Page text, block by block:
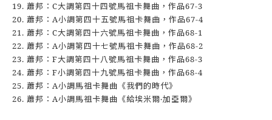
19. 蕭邦：C大調第四十四號馬祖卡舞曲，作品67-3
20. 蕭邦：A小調第四十五號馬祖卡舞曲，作品67-4
21. 蕭邦：C大調第四十六號馬祖卡舞曲，作品68-1
22. 蕭邦：A小調第四十七號馬祖卡舞曲，作品68-2
23. 蕭邦：F大調第四十八號馬祖卡舞曲，作品68-3
24. 蕭邦：F小調第四十九號馬祖卡舞曲，作品68-4
25. 蕭邦：A小調馬祖卡舞曲《我們的時代》
26. 蕭邦：A小調馬祖卡舞曲《給埃米爾‧加亞爾》